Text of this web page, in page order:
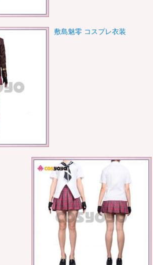
敷島魅零 コスプレ衣装